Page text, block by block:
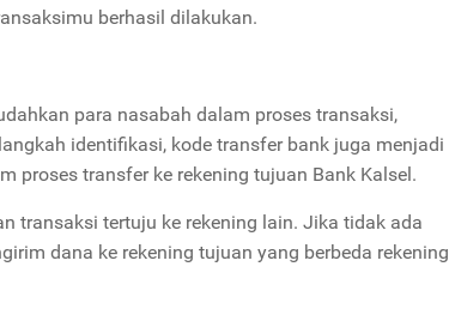
berhasil dilakukan.
para nasabah dalam proses transaksi,
identifikasi, kode transfer bank juga menjadi
proses transfer ke rekening tujuan Bank Kalsel.
transaksi tertuju ke rekening lain. Jika tidak ada
dana ke rekening tujuan yang berbeda rekening